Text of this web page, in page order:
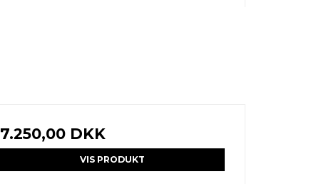
7.250,00 DKK
VIS PRODUKT